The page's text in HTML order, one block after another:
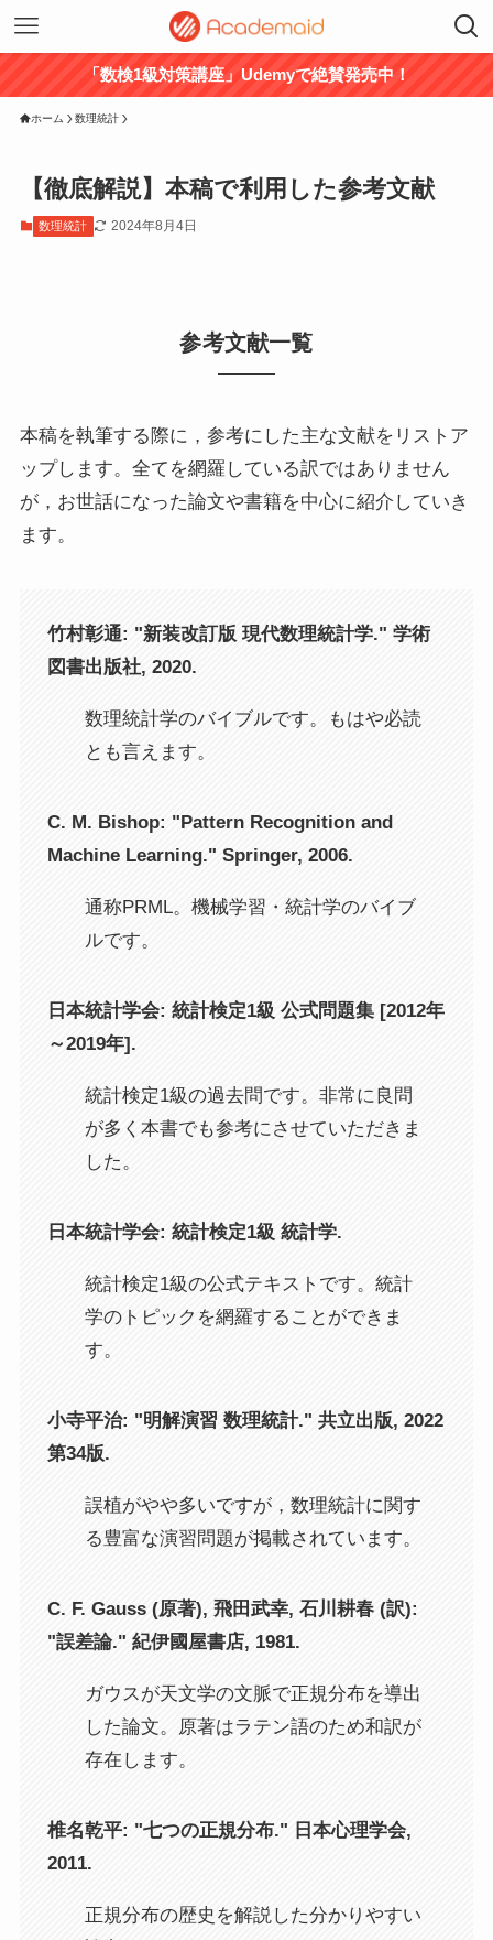
「数検1級対策講座」Udemyで絶賛発売中！
ホーム 数理統計
【徹底解説】本稿で利用した参考文献
数理統計 2024年8月4日
参考文献一覧
本稿を執筆する際に，参考にした主な文献をリストア
ップします。全てを網羅している訳ではありません
が，お世話になった論文や書籍を中心に紹介していき
ます。
竹村彰通: "新装改訂版 現代数理統計学." 学術
図書出版社, 2020.
数理統計学のバイブルです。もはや必読
とも言えます。
C. M. Bishop: "Pattern Recognition and
Machine Learning." Springer, 2006.
通称PRML。機械学習・統計学のバイブ
ルです。
日本統計学会: 統計検定1級 公式問題集 [2012年
～2019年].
統計検定1級の過去問です。非常に良問
が多く本書でも参考にさせていただきま
した。
日本統計学会: 統計検定1級 統計学.
統計検定1級の公式テキストです。統計
学のトピックを網羅することができま
す。
小寺平治: "明解演習 数理統計." 共立出版, 2022
第34版.
誤植がやや多いですが，数理統計に関す
る豊富な演習問題が掲載されています。
C. F. Gauss (原著), 飛田武幸, 石川耕春 (訳):
"誤差論." 紀伊國屋書店, 1981.
ガウスが天文学の文脈で正規分布を導出
した論文。原著はラテン語のため和訳が
存在します。
椎名乾平: "七つの正規分布." 日本心理学会,
2011.
正規分布の歴史を解説した分かりやすい